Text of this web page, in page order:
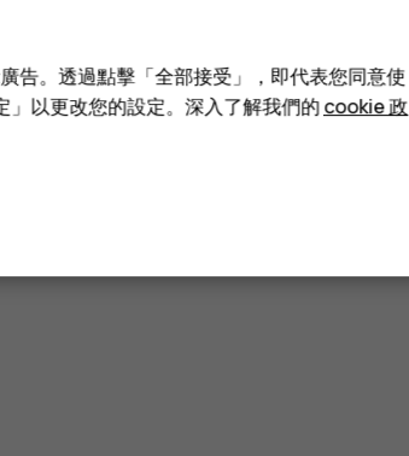
告。透過點擊「全部接受」，即代表您同意使
以更改您的設定。深入了解我們的cookie 政